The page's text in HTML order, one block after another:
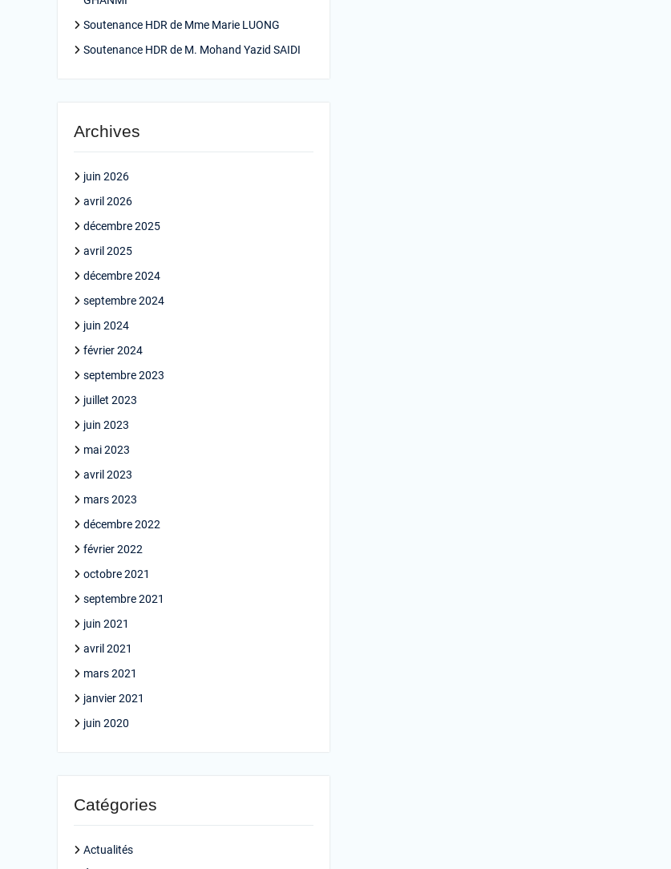
Soutenance HDR de Mme Marie LUONG
Soutenance HDR de M. Mohand Yazid SAIDI
Archives
juin 2026
avril 2026
décembre 2025
avril 2025
décembre 2024
septembre 2024
juin 2024
février 2024
septembre 2023
juillet 2023
juin 2023
mai 2023
avril 2023
mars 2023
décembre 2022
février 2022
octobre 2021
septembre 2021
juin 2021
avril 2021
mars 2021
janvier 2021
juin 2020
Catégories
Actualités